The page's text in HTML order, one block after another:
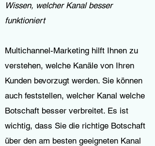
Wissen, welcher Kanal besser
funktioniert
Multichannel-Marketing hilft Ihnen zu
verstehen, welche Kanäle von Ihren
Kunden bevorzugt werden. Sie können
auch feststellen, welcher Kanal welche
Botschaft besser verbreitet. Es ist
wichtig, dass Sie die richtige Botschaft
über den am besten geeigneten Kanal